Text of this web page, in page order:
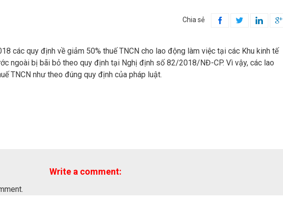
Chia sẻ    
các quy định về giảm 50% thuế TNCN cho lao động làm việc tại các Khu kinh tế
ngoài bị bãi bỏ theo quy định tại Nghị định số 82/2018/NĐ-CP. Vì vậy, các lao
TNCN như theo đúng quy định của pháp luật.
Write a comment: